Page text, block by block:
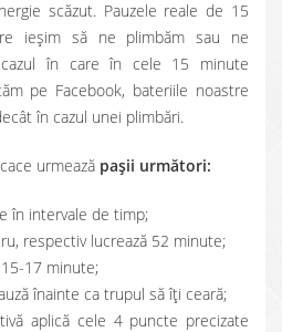
scăzut. Pauzele reale de 15
ieșim să ne plimbăm sau ne
în care în cele 15 minute
pe Facebook, bateriile noastre
în cazul unei plimbări.
urmează pașii următori:
în intervale de timp;
respectiv lucrează 52 minute;
17 minute;
înainte ca trupul să îți ceară;
aplică cele 4 puncte precizate